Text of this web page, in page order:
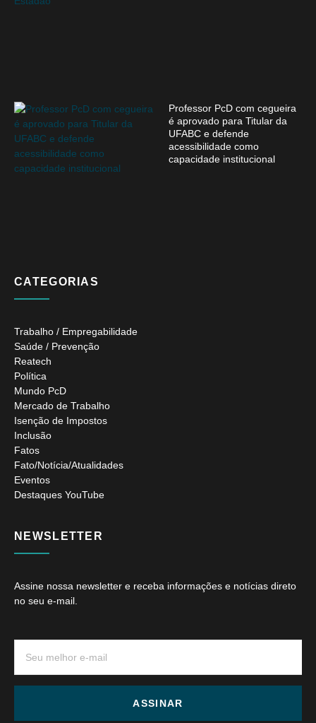
Professor PcD com cegueira
é aprovado para Titular da
UFABC e defende
acessibilidade como
capacidade institucional
CATEGORIAS
Trabalho / Empregabilidade
Saúde / Prevenção
Reatech
Política
Mundo PcD
Mercado de Trabalho
Isenção de Impostos
Inclusão
Fatos
Fato/Notícia/Atualidades
Eventos
Destaques YouTube
NEWSLETTER
Assine nossa newsletter e receba informações e notícias direto
no seu e-mail.
ASSINAR